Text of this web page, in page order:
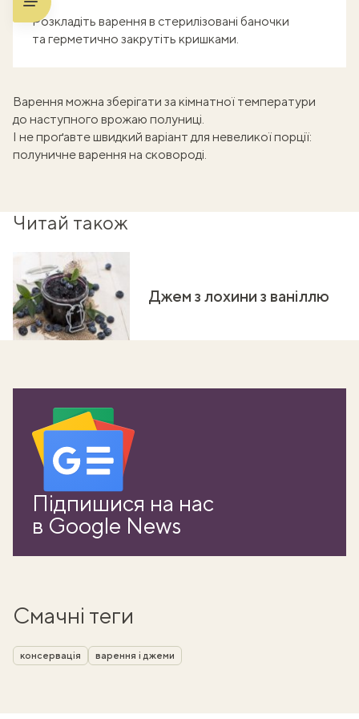
Розкладіть варення в стерилізовані баночки
та герметично закрутіть кришками.
Варення можна зберігати за кімнатної температури
до наступного врожаю полуниці.
І не проґавте швидкий варіант для невеликої порції:
полуничне варення на сковороді.
Читай також
Джем з лохини з ваніллю
Підпишися на нас
в Google News
Смачні теги
консервація варення і джеми